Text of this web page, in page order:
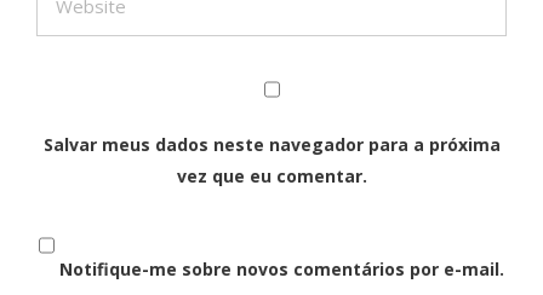
Salvar meus dados neste navegador para a próxima
vez que eu comentar.
Notifique-me sobre novos comentários por e-mail.